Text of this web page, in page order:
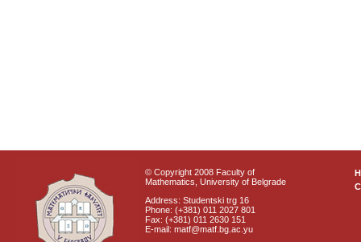
© Copyright 2008 Faculty of
Mathematics, University of Belgrade
Address: Studentski trg 16
Phone: (+381) 011 2027 801
Fax: (+381) 011 2630 151
E-mail: matf@matf.bg.ac.yu